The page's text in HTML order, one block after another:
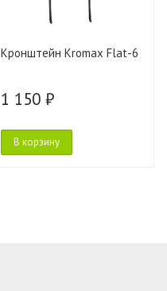
Кронштейн Kromax Flat-6
1 150 ₽
В корзину